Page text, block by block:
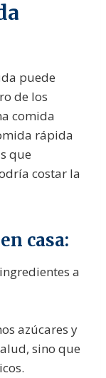
puede
de los
comida
rápida
que
costar la
casa:
a
azúcares y
sino que